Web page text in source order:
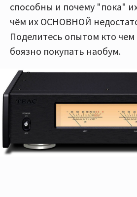
способны и почему "пока"
чём их ОСНОВНОЙ
Поделитесь опытом кто
боязно покупать наобум.